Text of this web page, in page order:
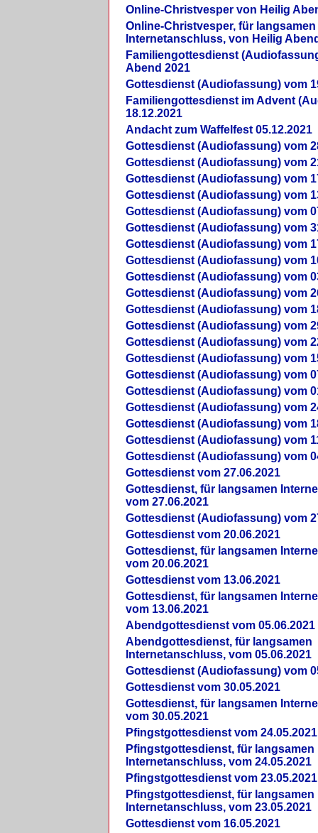
Online-Christvesper von Heilig
Online-Christvesper, für langsamen
Internetanschluss, von Heilig
Familiengottesdienst
Abend 2021
Gottesdienst (Audiofassung) vom
Familiengottesdienst im Advent
18.12.2021
Andacht zum Waffelfest 05.12.2021
Gottesdienst (Audiofassung) vom
Gottesdienst (Audiofassung) vom
Gottesdienst (Audiofassung) vom
Gottesdienst (Audiofassung) vom
Gottesdienst (Audiofassung) vom
Gottesdienst (Audiofassung) vom
Gottesdienst (Audiofassung) vom
Gottesdienst (Audiofassung) vom
Gottesdienst (Audiofassung) vom
Gottesdienst (Audiofassung) vom
Gottesdienst (Audiofassung) vom
Gottesdienst (Audiofassung) vom
Gottesdienst (Audiofassung) vom
Gottesdienst (Audiofassung) vom
Gottesdienst (Audiofassung) vom
Gottesdienst (Audiofassung) vom
Gottesdienst (Audiofassung) vom
Gottesdienst (Audiofassung) vom
Gottesdienst (Audiofassung) vom
Gottesdienst (Audiofassung) vom
Gottesdienst vom 27.06.2021
Gottesdienst, für langsamen
vom 27.06.2021
Gottesdienst (Audiofassung) vom
Gottesdienst vom 20.06.2021
Gottesdienst, für langsamen
vom 20.06.2021
Gottesdienst vom 13.06.2021
Gottesdienst, für langsamen
vom 13.06.2021
Abendgottesdienst vom 05.06.2021
Abendgottesdienst, für langsamen
Internetanschluss, vom 05.06.2021
Gottesdienst (Audiofassung) vom
Gottesdienst vom 30.05.2021
Gottesdienst, für langsamen
vom 30.05.2021
Pfingstgottesdienst vom 24.05.2021
Pfingstgottesdienst, für langsamen
Internetanschluss, vom 24.05.2021
Pfingstgottesdienst vom 23.05.2021
Pfingstgottesdienst, für langsamen
Internetanschluss, vom 23.05.2021
Gottesdienst vom 16.05.2021